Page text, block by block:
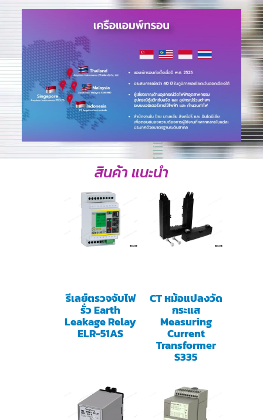
สินค้า แนะนำ
รีเลย์ตรวจจับไฟ
รั่ว Earth
Leakage Relay
ELR-51AS
CT หม้อแปลงวัด
กระแส
Measuring
Current
Transformer
S335